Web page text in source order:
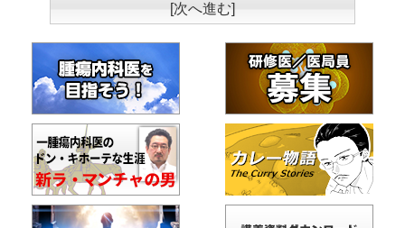
[次へ進む]